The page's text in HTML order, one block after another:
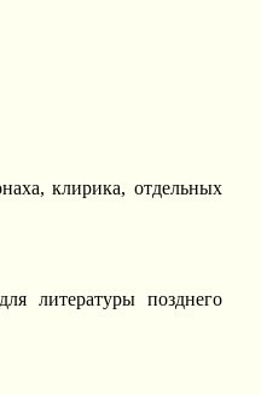
клирика, отдельных
литературы позднего